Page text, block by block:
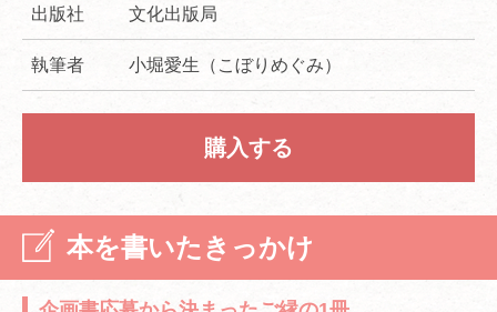
出版社 文化出版局
執筆者 小堀愛生（こぼりめぐみ）
購入する
本を書いたきっかけ